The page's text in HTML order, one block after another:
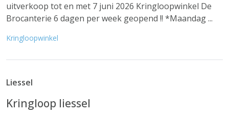
uitverkoop tot en met 7 juni 2026 Kringloopwinkel De
Brocanterie 6 dagen per week geopend !! *Maandag ...
Kringloopwinkel
Liessel
Kringloop liessel